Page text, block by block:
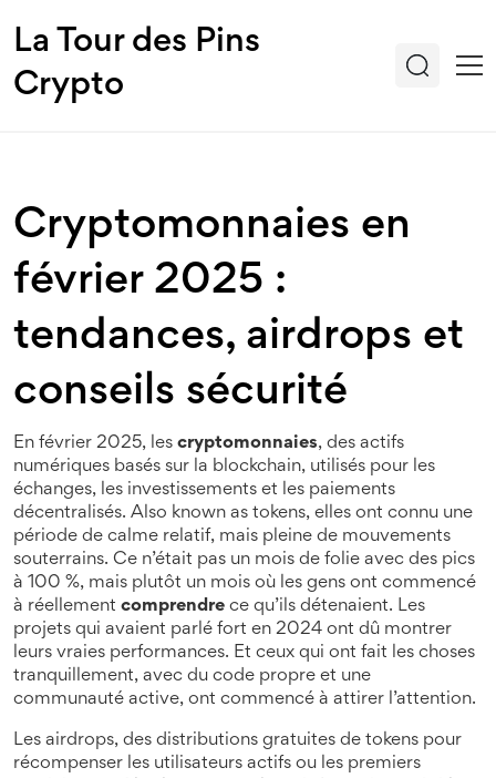
La Tour des Pins
Crypto
Cryptomonnaies en
février 2025 :
tendances, airdrops et
conseils sécurité
En février 2025, les cryptomonnaies, des actifs
numériques basés sur la blockchain, utilisés pour les
échanges, les investissements et les paiements
décentralisés. Also known as tokens, elles ont connu une
période de calme relatif, mais pleine de mouvements
souterrains. Ce n’était pas un mois de folie avec des pics
à 100 %, mais plutôt un mois où les gens ont commencé
à réellement comprendre ce qu’ils détenaient. Les
projets qui avaient parlé fort en 2024 ont dû montrer
leurs vraies performances. Et ceux qui ont fait les choses
tranquillement, avec du code propre et une
communauté active, ont commencé à attirer l’attention.
Les airdrops, des distributions gratuites de tokens pour
récompenser les utilisateurs actifs ou les premiers